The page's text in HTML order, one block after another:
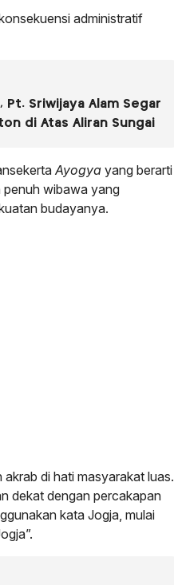
administratif
Pt. Sriwijaya Alam Segar
di Atas Aliran Sungai
Ayogya yang berarti
penuh wibawa yang
budayanya.
di hati masyarakat luas.
dekat dengan percakapan
kata Jogja, mulai